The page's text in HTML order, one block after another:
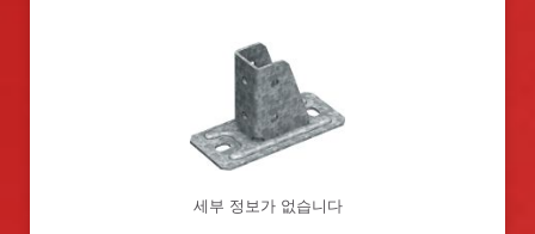
세부 정보가 없습니다